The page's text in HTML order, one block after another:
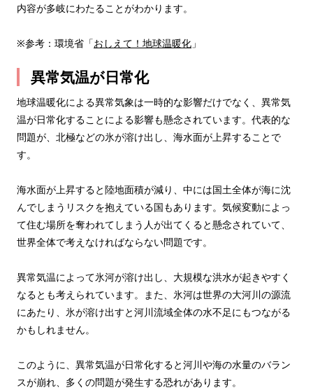
内容が多岐にわたることがわかります。
※参考：環境省「おしえて！地球温暖化 」
異常気温が日常化
地球温暖化による異常気象は一時的な影響だけでなく、異常気
温が日常化することによる影響も懸念されています。代表的な
問題が、北極などの氷が溶け出し、海水面が上昇することで
す。
海水面が上昇すると陸地面積が減り、中には国土全体が海に沈
んでしまうリスクを抱えている国もあります。気候変動によっ
て住む場所を奪われてしまう人が出てくると懸念されていて、
世界全体で考えなければならない問題です。
異常気温によって氷河が溶け出し、大規模な洪水が起きやすく
なるとも考えられています。また、氷河は世界の大河川の源流
にあたり、氷が溶け出すと河川流域全体の水不足にもつながる
かもしれません。
このように、異常気温が日常化すると河川や海の水量のバラン
スが崩れ、多くの問題が発生する恐れがあります。